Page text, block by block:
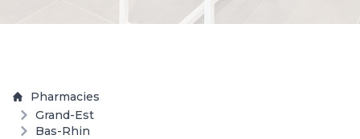
Pharmacies
Grand-Est
Bas-Rhin